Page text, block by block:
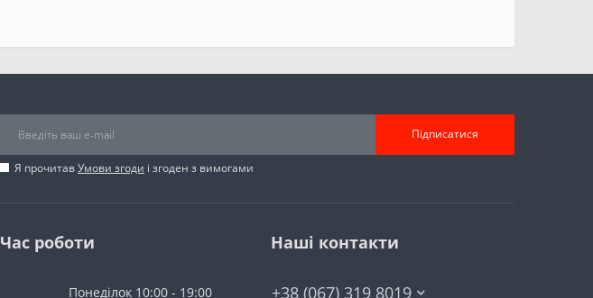
Підписатися
Я прочитавУмови згоди і згоден з вимогами
Час роботи
Понеділок 10:00 - 19:00
Наші контакти
+38 (067) 319 8019